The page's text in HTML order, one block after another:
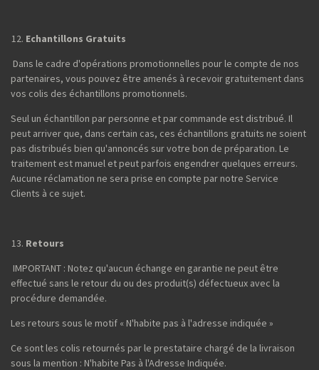
Echantillons Gratuits
Dans le cadre d'opérations promotionnelles pour le compte de nos
partenaires, vous pouvez être amenés à recevoir gratuitement dans
vos colis des échantillons promotionnels.
Seul un échantillon par personne et par commande est distribué. Il
peut arriver que, dans certain cas, ces échantillons gratuits ne soient
pas distribués bien qu'annoncés sur votre bon de préparation. Le
traitement est manuel et peut parfois engendrer quelques erreurs.
Aucune réclamation ne sera prise en compte par notre Service
Clients à ce sujet.
Retours
IMPORTANT : Notez qu'aucun échange en garantie ne peut être
effectué sans le retour du ou des produit(s) défectueux avec la
procédure demandée.
Les retours sous le motif « N'habite pas à l'adresse indiquée »
Ce sont les colis retournés par le prestataire chargé de la livraison
sous la mention : N'habite Pas à l'Adresse Indiquée.